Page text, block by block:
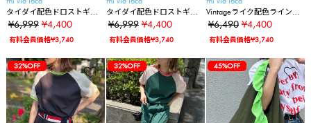
タイダイ配色ドロストギャ
ザーロングワンピース
¥6,999 ¥4,400
有料会員価格¥3,740
タイダイ配色ドロストギャ
ザーロングワンピース
¥6,999 ¥4,400
有料会員価格¥3,740
Vintageライク配色ラインワ
ンピース
¥6,490 ¥4,400
有料会員価格¥3,740
32%OFF 32%OFF 45%OFF